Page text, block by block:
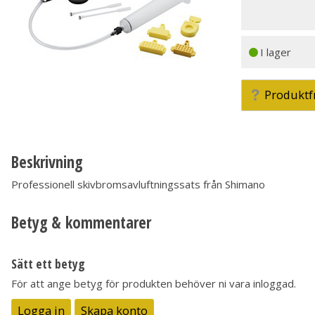
I lager
Beskrivning
Professionell skivbromsavluftningssats från Shimano
Betyg & kommentarer
Sätt ett betyg
För att ange betyg för produkten behöver ni vara inloggad.
Logga in Skapa konto